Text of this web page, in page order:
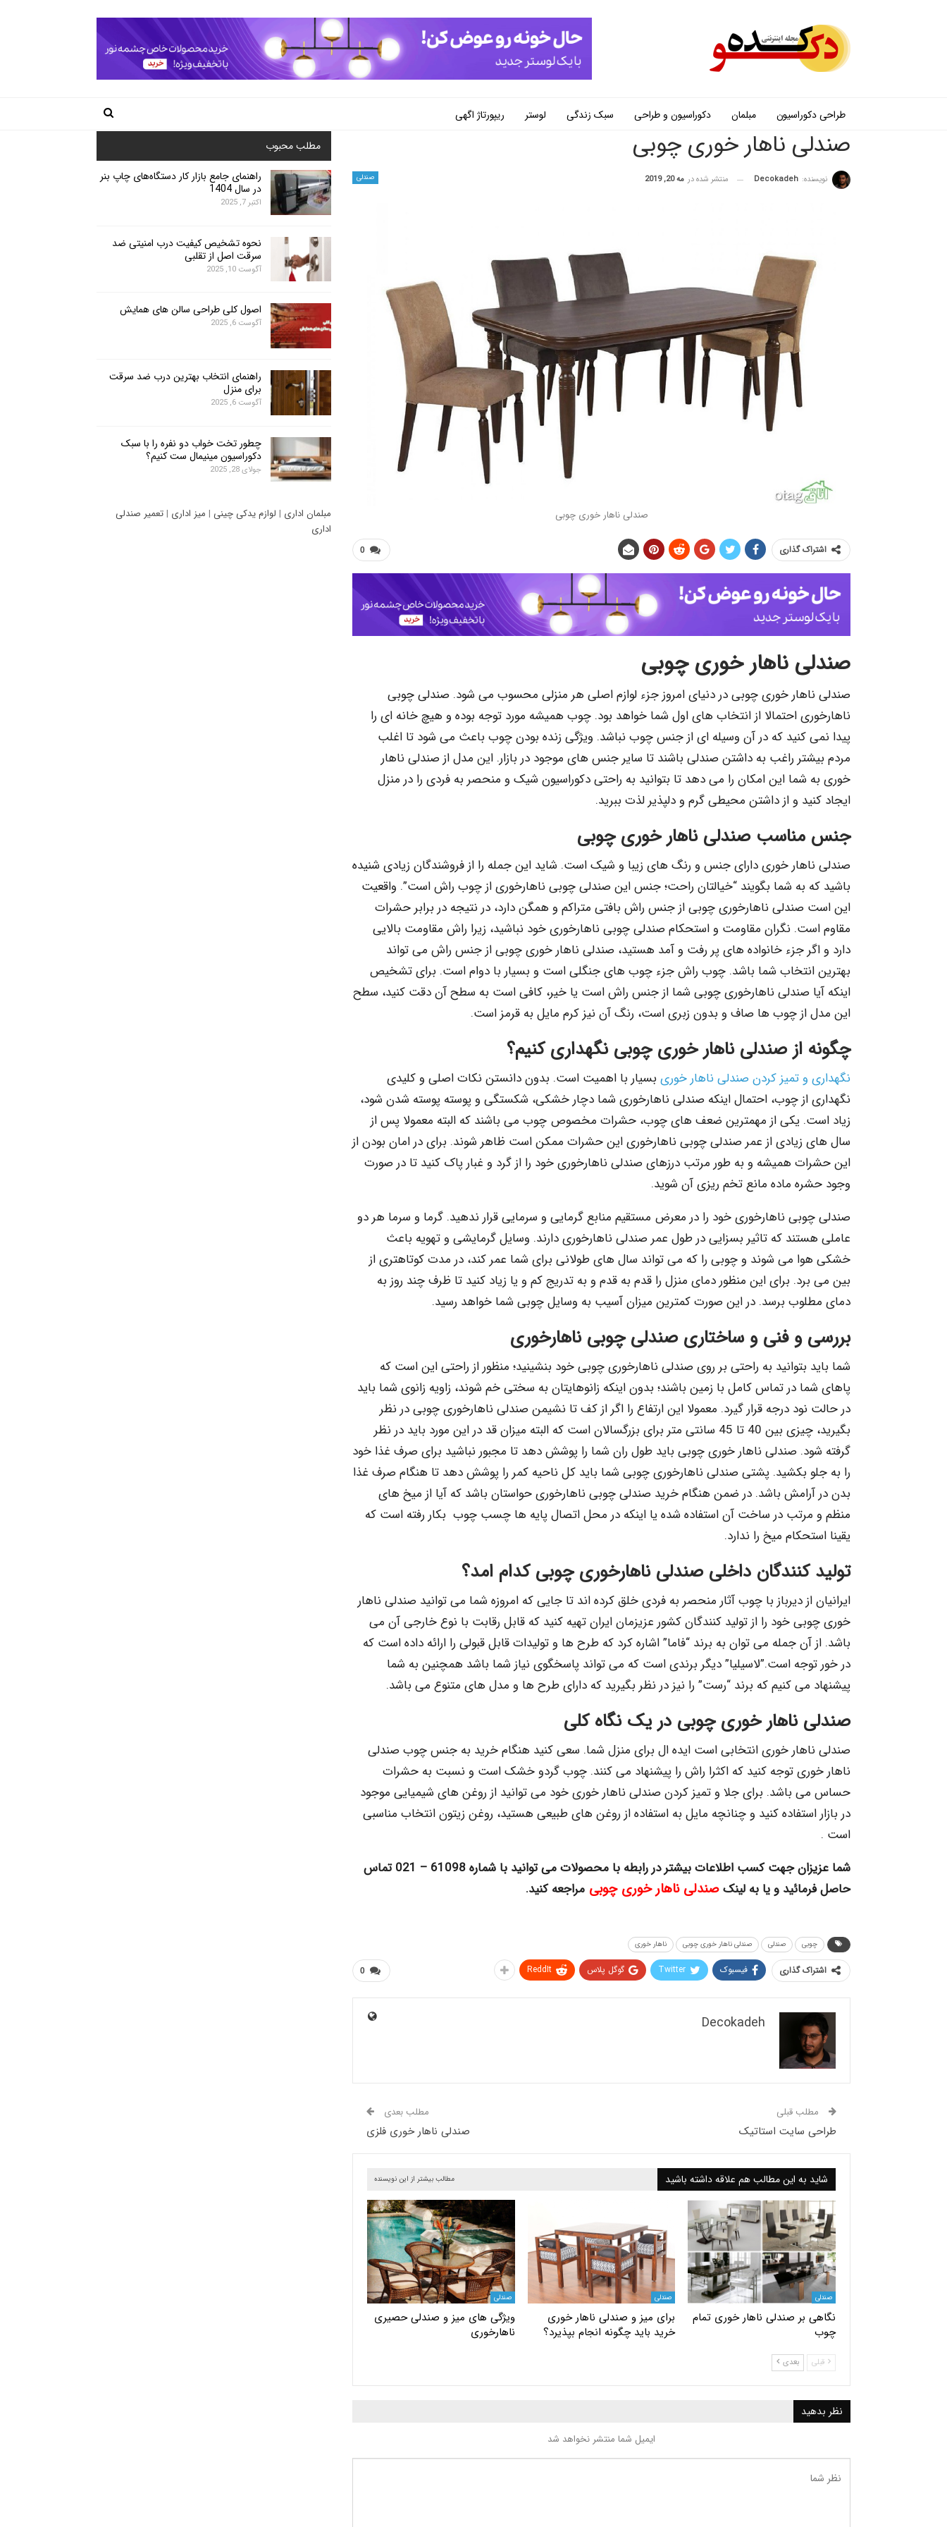
طراحی دکوراسیون مبلمان دکوراسیون و طراحی سبک زندگی لوستر ریپورتاژ اگهی
صندلی ناهار خوری چوبی
صندلی نویسنده: Decokadeh منتشر شده در مه 20, 2019
صندلی ناهار خوری چوبی
0 اشتراک گذاری
صندلی ناهار خوری چوبی
صندلی ناهار خوری چوبی در دنیای امروز جزء لوازم اصلی هر منزلی محسوب می شود. صندلی چوبی
ناهارخوری احتمالا از انتخاب های اول شما خواهد بود. چوب همیشه مورد توجه بوده و هیچ خانه ای را
پیدا نمی کنید که در آن وسیله ای از جنس چوب نباشد. ویژگی زنده بودن چوب باعث می شود تا اغلب
مردم بیشتر راغب به داشتن صندلی باشند تا سایر جنس های موجود در بازار. این مدل از صندلی ناهار
خوری به شما این امکان را می دهد تا بتوانید به راحتی دکوراسیون شیک و منحصر به فردی را در منزل
ایجاد کنید و از داشتن محیطی گرم و دلپذیر لذت ببرید.
جنس مناسب صندلی ناهار خوری چوبی
صندلی ناهار خوری دارای جنس و رنگ های زیبا و شیک است. شاید این جمله را از فروشندگان زیادی شنیده
باشید که به شما بگویند “خیالتان راحت؛ جنس این صندلی چوبی ناهارخوری از چوب راش است”. واقعیت
این است صندلی ناهارخوری چوبی از جنس راش بافتی متراکم و همگن دارد، در نتیجه در برابر حشرات
مقاوم است. نگران مقاومت و استحکام صندلی چوبی ناهارخوری خود نباشید، زیرا راش مقاومت بالایی
دارد و اگر جزء خانواده های پر رفت و آمد هستید، صندلی ناهار خوری چوبی از جنس راش می تواند
بهترین انتخاب شما باشد. چوب راش جزء چوب های جنگلی است و بسیار با دوام است. برای تشخیص
اینکه آیا صندلی ناهارخوری چوبی شما از جنس راش است یا خیر، کافی است به سطح آن دقت کنید، سطح
این مدل از چوب ها صاف و بدون زبری است، رنگ آن نیز کرم مایل به قرمز است.
چگونه از صندلی ناهار خوری چوبی نگهداری کنیم؟
نگهداری و تمیز کردن صندلی ناهار خوری بسیار با اهمیت است. بدون دانستن نکات اصلی و کلیدی
نگهداری از چوب، احتمال اینکه صندلی ناهارخوری شما دچار خشکی، شکستگی و پوسته پوسته شدن شود،
زیاد است. یکی از مهمترین ضعف های چوب، حشرات مخصوص چوب می باشند که البته معمولا پس از
سال های زیادی از عمر صندلی چوبی ناهارخوری این حشرات ممکن است ظاهر شوند. برای در امان بودن از
این حشرات همیشه و به طور مرتب درزهای صندلی ناهارخوری خود را از گرد و غبار پاک کنید تا در صورت
وجود حشره ماده مانع تخم ریزی آن شوید.
صندلی چوبی ناهارخوری خود را در معرض مستقیم منابع گرمایی و سرمایی قرار ندهید. گرما و سرما هر دو
عاملی هستند که تاثیر بسزایی در طول عمر صندلی ناهارخوری دارند. وسایل گرمایشی و تهویه باعث
خشکی هوا می شوند و چوبی را که می تواند سال های طولانی برای شما عمر کند، در مدت کوتاهتری از
بین می برد. برای این منظور دمای منزل را قدم به قدم و به تدریج کم و یا زیاد کنید تا ظرف چند روز به
دمای مطلوب برسد. در این صورت کمترین میزان آسیب به وسایل چوبی شما خواهد رسید.
بررسی و فنی و ساختاری صندلی چوبی ناهارخوری
شما باید بتوانید به راحتی بر روی صندلی ناهارخوری چوبی خود بنشینید؛ منظور از راحتی این است که
پاهای شما در تماس کامل با زمین باشند؛ بدون اینکه زانوهایتان به سختی خم شوند، زاویه زانوی شما باید
در حالت نود درجه قرار گیرد. معمولا این ارتفاع را اگر از کف تا نشیمن صندلی ناهارخوری چوبی در نظر
بگیرید، چیزی بین 40 تا 45 سانتی متر برای بزرگسالان است که البته میزان قد در این مورد باید در نظر
گرفته شود. صندلی ناهار خوری چوبی باید طول ران شما را پوشش دهد تا مجبور نباشید برای صرف غذا خود
را به جلو بکشید. پشتی صندلی ناهارخوری چوبی شما باید کل ناحیه کمر را پوشش دهد تا هنگام صرف غذا
بدن در آرامش باشد. در ضمن هنگام خرید صندلی چوبی ناهارخوری حواستان باشد که آیا از میخ های
منظم و مرتب در ساخت آن استفاده شده یا اینکه در محل اتصال پایه ها چسب چوب بکار رفته است که
یقینا استحکام میخ را ندارد.
تولید کنندگان داخلی صندلی ناهارخوری چوبی کدام امد؟
ایرانیان از دیرباز با چوب آثار منحصر به فردی خلق کرده اند تا جایی که امروزه شما می توانید صندلی ناهار
خوری چوبی خود را از تولید کنندگان کشور عزیزمان ایران تهیه کنید که قابل رقابت با نوع خارجی آن می
باشد. از آن جمله می توان به برند “فاما” اشاره کرد که طرح ها و تولیدات قابل قبولی را ارائه داده است که
در خور توجه است.”لاسیلیا” دیگر برندی است که می تواند پاسخگوی نیاز شما باشد همچنین به شما
پیشنهاد می کنیم که برند “رست” را نیز در نظر بگیرید که دارای طرح ها و مدل های متنوع می باشد.
صندلی ناهار خوری چوبی در یک نگاه کلی
صندلی ناهار خوری انتخابی است ایده ال برای منزل شما. سعی کنید هنگام خرید به جنس چوب صندلی
ناهار خوری توجه کنید که اکثرا راش را پیشنهاد می کنند. چوب گردو خشک است و نسبت به حشرات
حساس می باشد. برای جلا و تمیز کردن صندلی ناهار خوری خود می توانید از روغن های شیمیایی موجود
در بازار استفاده کنید و چنانچه مایل به استفاده از روغن های طبیعی هستید، روغن زیتون انتخاب مناسبی
است .
شما عزیزان جهت کسب اطلاعات بیشتر در رابطه با محصولات
می توانید با شماره 61098 – 021 تماس
حاصل فرمائید و یا به لینکصندلی ناهار خوری چوبی مراجعه کنید.
چوبی صندلی صندلی ناهار خوری چوبی ناهار خوری
0 اشتراک گذاری فیسبوک Twitter گوگل پلاس ReddIt
Decokadeh
مطلب قبلی
طراحی سایت استاتیک
مطلب بعدی
صندلی ناهار خوری فلزی
شاید به این مطالب هم علاقه داشته باشید مطالب بیشتر از این نویسنده
صندلی
نگاهی بر صندلی ناهار خوری تمام
چوب
صندلی
برای میز و صندلی ناهار خوری
خرید باید چگونه انجام بپذیرد؟
صندلی
ویژگی های میز و صندلی حصیری
ناهارخوری
قبلی بعدی
نظر بدهید
ایمیل شما منتشر نخواهد شد
مطلب محبوب
راهنمای جامع بازار کار دستگاه‌های چاپ بنر
در سال 1404
اکتبر 7, 2025
نحوه تشخیص کیفیت درب امنیتی ضد
سرقت اصل از تقلبی
آگوست 10, 2025
اصول کلی طراحی سالن های همایش
آگوست 6, 2025
راهنمای انتخاب بهترین درب ضد سرقت
برای منزل
آگوست 6, 2025
چطور تخت خواب دو نفره را با سبک
دکوراسیون مینیمال ست کنیم؟
جولای 28, 2025
مبلمان اداری | لوازم یدکی چینی | میز اداری | تعمیر صندلی
اداری